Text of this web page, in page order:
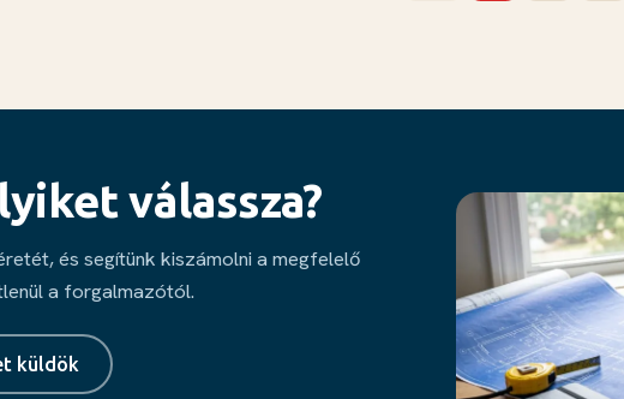
válassza?
és segítünk kiszámolni a megfelelő
a forgalmazótól.
küldök